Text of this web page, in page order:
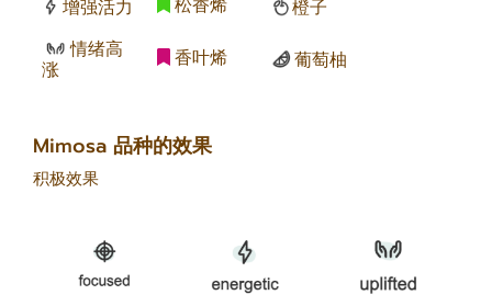
增强活力
橙子
情绪高
涨
香叶烯 葡萄柚
Mimosa 品种的效果
积极效果